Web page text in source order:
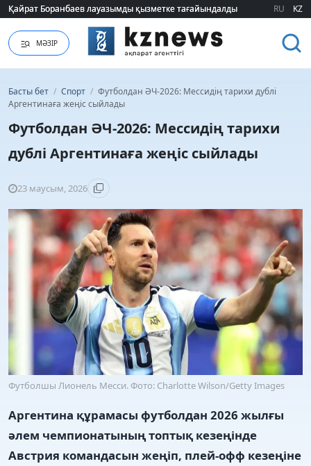
Қайрат Боранбаев лауазымды қызметке тағайындалды
Қайрат Боранбаев лауазымды қызметке тағайындалды RU KZ
МӘЗІР
Басты бет / Спорт / Футболдан ӘЧ-2026: Мессидің тарихи дублі
Аргентинаға жеңіс сыйлады
Футболдан ӘЧ-2026: Мессидің тарихи
дублі Аргентинаға жеңіс сыйлады
23 маусым, 2026
Футболшы Лионель Месси. Фото: Charlotte Wilson/Getty Images
Аргентина құрамасы футболдан 2026 жылғы
әлем чемпионатының топтық кезеңінде
Австрия командасын жеңіп, плей-офф кезеңіне